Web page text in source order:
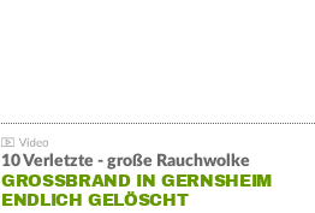
10 Verletzte - große Rauchwolke
GROSSBRAND IN GERNSHEIM E
NDLICH GELÖSCHT